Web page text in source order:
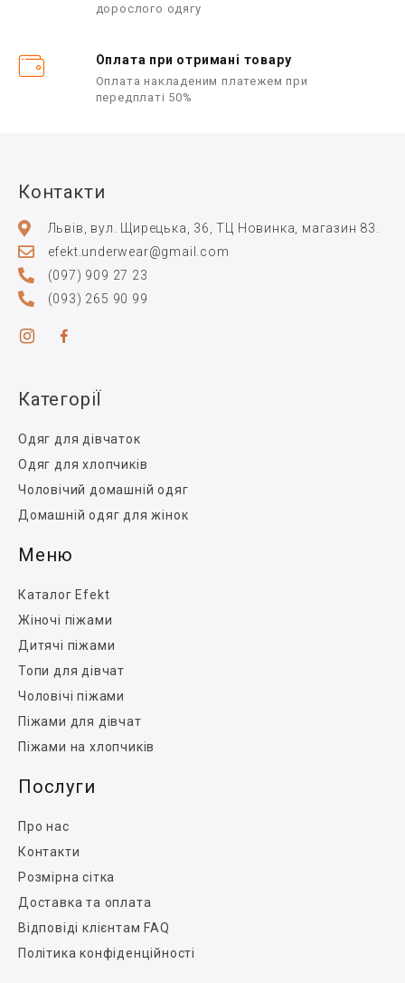
дорослого одягу
Оплата при отримані товару
Оплата накладеним платежем при
передплаті 50%
Контакти
Львів, вул. Щирецька, 36, ТЦ Новинка, магазин 83.
efekt.underwear@gmail.com
(097) 909 27 23
(093) 265 90 99
КатегоріЇ
Одяг для дівчаток
Одяг для хлопчиків
Чоловічий домашній одяг
Домашній одяг для жінок
Меню
Каталог Efekt
Жіночі піжами
Дитячі піжами
Топи для дівчат
Чоловічі піжами
Піжами для дівчат
Піжами на хлопчиків
Послуги
Про нас
Контакти
Розмірна сітка
Доставка та оплата
Відповіді клієнтам FAQ
Політика конфіденційності